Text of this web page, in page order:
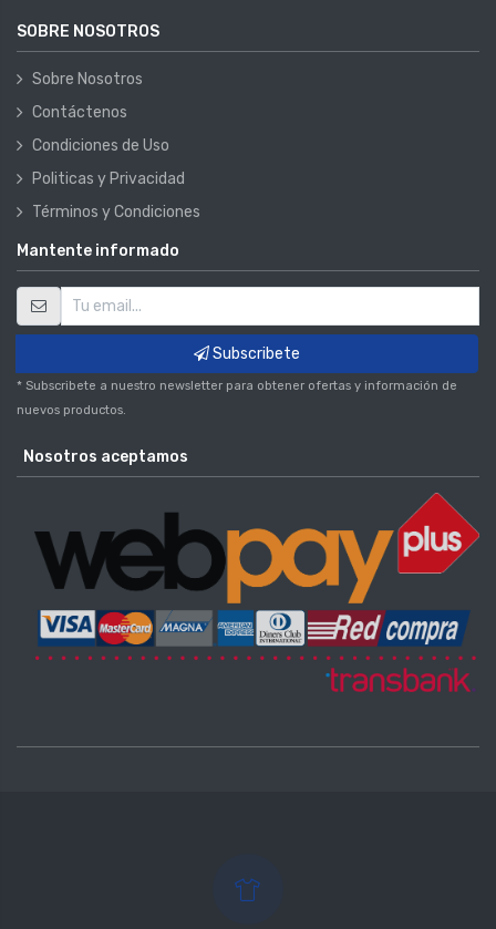
SOBRE NOSOTROS
Sobre Nosotros
Contáctenos
Condiciones de Uso
Politicas y Privacidad
Términos y Condiciones
Mantente informado
Subscribete
* Subscribete a nuestro newsletter para obtener ofertas y información de
nuevos productos.
Nosotros aceptamos